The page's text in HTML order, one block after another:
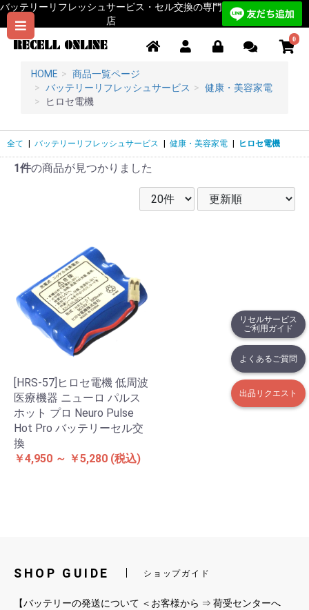
リセルサービス
ご利用ガイド
よくあるご質問
出品リクエスト
バッテリーリフレッシュサービス・セル交換の専門
店
0
HOME
商品一覧ページ
バッテリーリフレッシュサービス
健康・美容家電
ヒロセ電機
全て バッテリーリフレッシュサービス 健康・美容家電 ヒロセ電機
1件の商品が見つかりました
[HRS-57]ヒロセ電機 低周波
医療機器 ニューロ パルス
ホット プロ Neuro Pulse
Hot Pro バッテリーセル交
換
￥4,950 ～ ￥5,280 (税込)
SHOP GUIDE ショップガイド
【バッテリーの発送について ＜お客様から ⇒ 荷受センターへ